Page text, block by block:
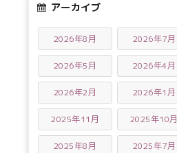
アーカイブ
2026年8月 2026年7月
2026年5月 2026年4月
2026年2月 2026年1月
2025年11月 2025年10月
2025年8月 2025年7月